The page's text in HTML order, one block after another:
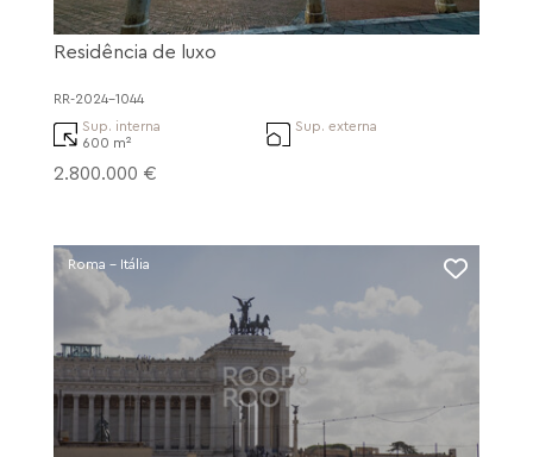
Residência de luxo
RR-2024-1044
Sup. interna
600 m²
Sup. externa
2.800.000 €
Roma - Itália